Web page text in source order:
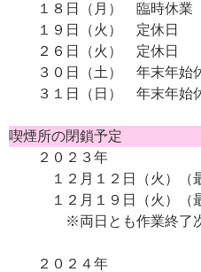
１８日（月） 臨時休業
１９日（火） 定休日
２６日（火） 定休日
３０日（土） 年末年始
３１日（日） 年末年始
喫煙所の閉鎖予定
２０２３年
１２月１２日（火）（最
１２月１９日（火）（最
※両日とも作業終了次第
２０２４年